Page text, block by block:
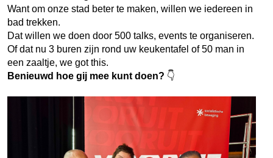
Want om onze stad beter te maken, willen we iedereen in
bad trekken.
Dat willen we doen door 500 talks, events te organiseren.
Of dat nu 3 buren zijn rond uw keukentafel of 50 man in
een zaaltje, we got this.
Benieuwd hoe gij mee kunt doen? 👇